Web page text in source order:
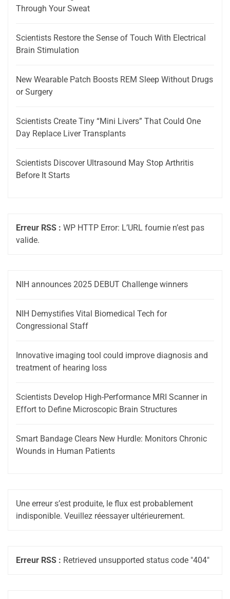
Through Your Sweat
Scientists Restore the Sense of Touch With Electrical
Brain Stimulation
New Wearable Patch Boosts REM Sleep Without Drugs
or Surgery
Scientists Create Tiny “Mini Livers” That Could One
Day Replace Liver Transplants
Scientists Discover Ultrasound May Stop Arthritis
Before It Starts
Erreur RSS : WP HTTP Error: L’URL fournie n’est pas
valide.
NIH announces 2025 DEBUT Challenge winners
NIH Demystifies Vital Biomedical Tech for
Congressional Staff
Innovative imaging tool could improve diagnosis and
treatment of hearing loss
Scientists Develop High-Performance MRI Scanner in
Effort to Define Microscopic Brain Structures
Smart Bandage Clears New Hurdle: Monitors Chronic
Wounds in Human Patients
Une erreur s’est produite, le flux est probablement
indisponible. Veuillez réessayer ultérieurement.
Erreur RSS : Retrieved unsupported status code "404"